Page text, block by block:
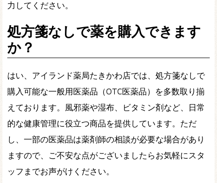
力してください。
処方箋なしで薬を購入できます
か？
はい、アイランド薬局たきかわ店では、処方箋なしで
購入可能な一般用医薬品（OTC医薬品）を多数取り揃
えております。風邪薬や湿布、ビタミン剤など、日常
的な健康管理に役立つ商品を提供しています。ただ
し、一部の医薬品は薬剤師の相談が必要な場合があり
ますので、ご不安な点がございましたらお気軽にスタ
ッフまでお声がけください。